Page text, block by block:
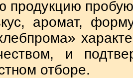
продукцию
аромат,
и
отборе.